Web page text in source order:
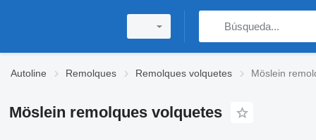
Autoline Remolques Remolques volquetes Möslein
Möslein remolques volquetes